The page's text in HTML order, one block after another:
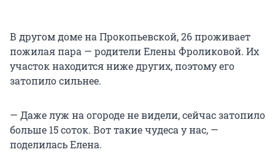
В другом доме на Прокопьевской, 26 проживает
пожилая пара — родители Елены Фроликовой. Их
участок находится ниже других, поэтому его
затопило сильнее.
— Даже луж на огороде не видели, сейчас затопило
больше 15 соток. Вот такие чудеса у нас, —
поделилась Елена.